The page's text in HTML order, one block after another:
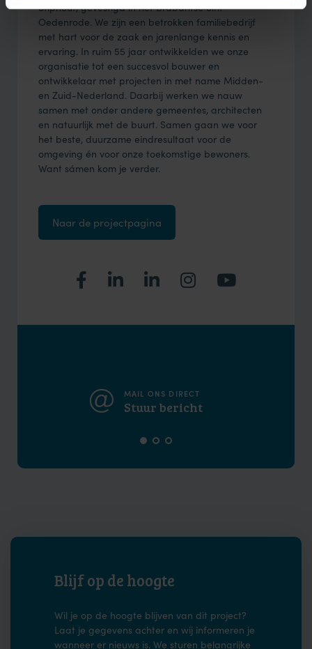
Stiphout, gevestigd in het Brabantse Sint-
Oedenrode. We zijn een betrokken familiebedrijf
met hart voor de zaak en jarenlange kennis en
ervaring. In ruim 55 jaar ontwikkelden we onze
organisatie tot een succesvol bouwer en
ontwikkelaar met projecten in met name Midden-
en Zuid-Nederland. Daarbij werken we nauw
samen met onder andere gemeentes, architecten
en natuurlijk met de buurt. Samen gaan we voor
het beste, duurzame eindresultaat voor de
omgeving én voor onze toekomstige bewoners.
Want sámen kom je verder.
Naar de projectpagina
MAIL ONS DIRECT
Stuur bericht
Blijf op de hoogte
Wil je op de hoogte blijven van dit project?
Laat je gegevens achter en wij informeren je
wanneer er nieuws is. We sturen belangrijke